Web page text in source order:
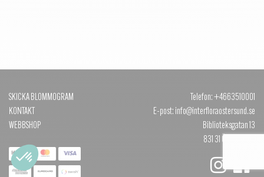
SKICKA BLOMMOGRAM
KONTAKT
WEBBSHOP
Telefon: +4663510001
E-post: info@interfloraostersund.se
Biblioteksgatan 13
831 31 ÖSTERSUND